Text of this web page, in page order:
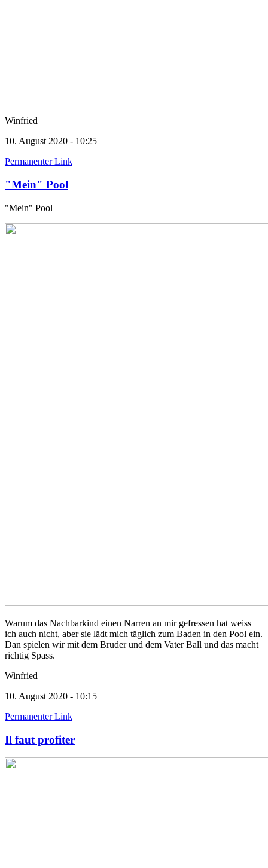
Winfried
10. August 2020 - 10:25
Permanenter Link
"Mein" Pool
"Mein" Pool
Warum das Nachbarkind einen Narren an mir gefressen hat weiss
ich auch nicht, aber sie lädt mich täglich zum Baden in den Pool ein.
Dan spielen wir mit dem Bruder und dem Vater Ball und das macht
richtig Spass.
Winfried
10. August 2020 - 10:15
Permanenter Link
Il faut profiter